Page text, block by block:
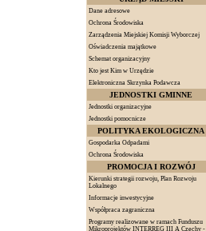
Dane adresowe
Ochrona Środowiska
Zarządzenia Miejskiej Komisji Wyborczej
Oświadczenia majątkowe
Schemat organizacyjny
Kto jest Kim w Urzędzie
Elektroniczna Skrzynka Podawcza
JEDNOSTKI GMINNE
Jednostki organizacyjne
Jednostki pomocnicze
POLITYKA EKOLOGICZNA
Gospodarka Odpadami
Ochrona Środowiska
PROMOCJA I ROZWÓJ
Kierunki strategii rozwoju, Plan Rozwoju
Lokalnego
Informacje inwestycyjne
Współpraca zagraniczna
Programy realizowane w ramach Funduszu
Mikroprojektów INTERREG III A Czechy -